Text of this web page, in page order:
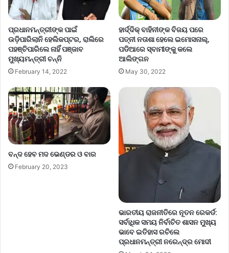
ପ୍ରଧାନମନ୍ତ୍ରୀଙ୍କ ପାଇଁ
ଉଡ଼ିପାରିଲାନି ହେଲିକପ୍ଟର, ରାଲିରେ
ପହଞ୍ଚିପାରିଲେ ନାହିଁ ପଞ୍ଜାବ
ମୁଖ୍ୟମନ୍ତ୍ରୀ ଚନ୍ନି
February 14, 2022
ହାର୍ଦ୍ଦିକ୍ ବାହିନୀଙ୍କ ବିଜୟ ପରେ
ପତ୍ନୀ ନତାଶା ହେଲେ ଇମୋସନାଲ୍‌,
ପଡିଆରେ ସ୍ବାମୀଙ୍କୁ କଲେ
ଆଲିଙ୍ଗନ
May 30, 2022
ବନ୍ଦ ହେବ ମଦ ଭେଣ୍ଡର ଓ ବାର
February 20, 2023
ଭାରତୀୟ ରାଜନୀତିରେ ନୂତନ ରେକର୍ଡ:
ସର୍ବାଧିକ ସମୟ ନିର୍ବାଚିତ ଶାସନ ମୁଖ୍ୟ
ଭାବେ ଇତିହାସ ରଚିଲେ
ପ୍ରଧାନମନ୍ତ୍ରୀ ନରେନ୍ଦ୍ର ମୋଦୀ